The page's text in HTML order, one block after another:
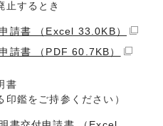
止するとき
請書 （Excel 33.0KB）
請書 （PDF 60.7KB）
書
印鑑をご持参ください）